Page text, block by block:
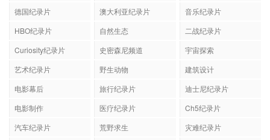
德国纪录片
澳大利亚纪录片
音乐纪录片
HBO纪录片
自然生态
二战纪录片
Curiosity纪录片
史密森尼频道
宇宙探索
艺术纪录片
野生动物
建筑设计
电影幕后
旅行纪录片
迪士尼纪录片
电影制作
医疗纪录片
Ch5纪录片
汽车纪录片
荒野求生
灾难纪录片